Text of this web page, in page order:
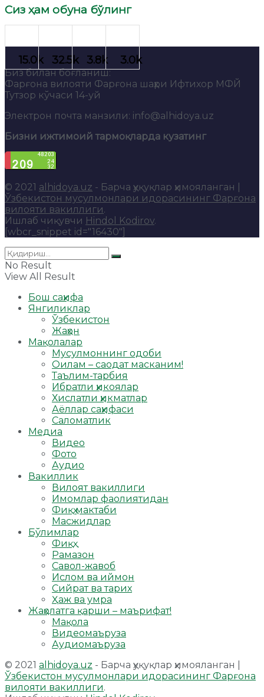
Сиз ҳам обуна бўлинг
Биз билан боғланиш:
Фарғона вилояти Фарғона шаҳри Ифтихор МФЙ
Тутзор кўчаси 14-уй
Электрон почта манзили: info@alhidoya.uz
Бизни ижтимоий тармоқларда кузатинг
© 2021 alhidoya.uz - Барча ҳуқуқлар ҳимояланган |
Ўзбекистон мусулмонлари идорасининг Фарғона
вилояти вакиллиги.
Ишлаб чиқувчи Hindol Kodirov.
[wbcr_snippet id="16430"]
No Result
View All Result
Бош саҳифа
Янгиликлар
Ўзбекистон
Жаҳон
Мақолалар
Мусулмоннинг одоби
Оилам – саодат масканим!
Таълим-тарбия
Ибратли ҳикоялар
Хислатли ҳикматлар
Аёллар саҳифаси
Саломатлик
Медиа
Видео
Фото
Аудио
Вакиллик
Вилоят вакиллиги
Имомлар фаолиятидан
Фиқҳ мактаби
Масжидлар
Бўлимлар
Фиқҳ
Рамазон
Савол-жавоб
Ислом ва иймон
Сийрат ва тарих
Ҳаж ва умра
Жаҳолатга қарши – маърифат!
Мақола
Видеомаъруза
Аудиомаъруза
© 2021 alhidoya.uz - Барча ҳуқуқлар ҳимояланган |
Ўзбекистон мусулмонлари идорасининг Фарғона
вилояти вакиллиги.